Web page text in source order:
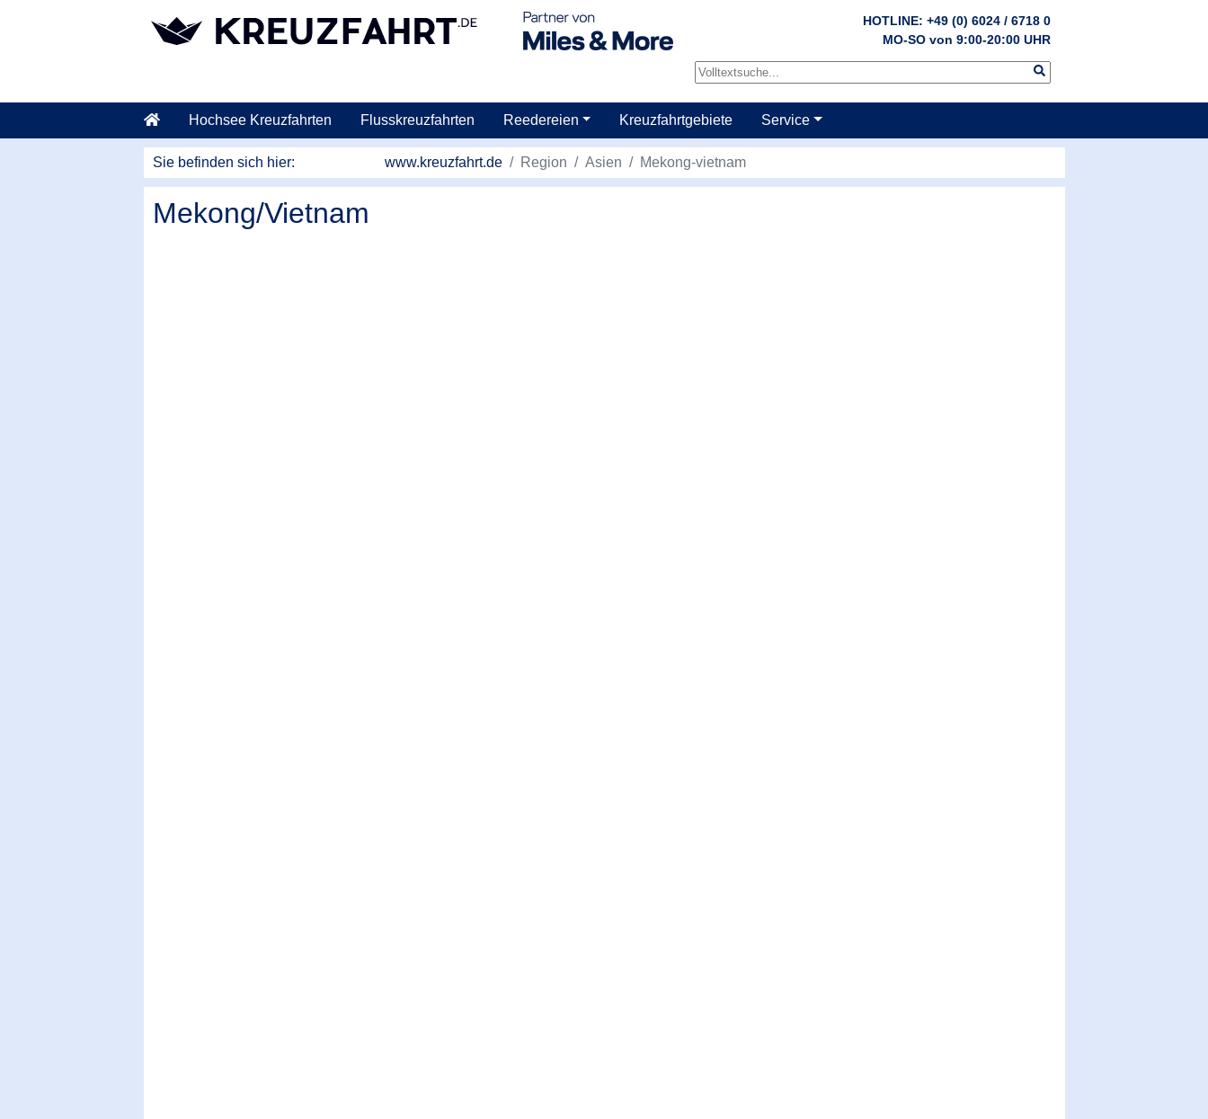
HOTLINE: +49 (0) 6024 / 6718 0
MO-SO von 9:00-20:00 UHR
weiter zum Hauptkontent
Hochsee Kreuzfahrten Flusskreuzfahrten Reedereien Kreuzfahrtgebiete Service
Sie befinden sich hier: www.kreuzfahrt.de Region Asien Mekong-vietnam
Mekong/Vietnam